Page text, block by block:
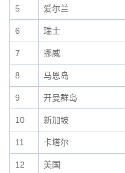
5 爱尔兰
6 瑞士
7 挪威
8 马恩岛
9 开曼群岛
10 新加坡
11 卡塔尔
12 美国